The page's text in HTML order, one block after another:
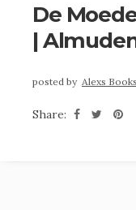
De
|
posted by Alexs
Share: